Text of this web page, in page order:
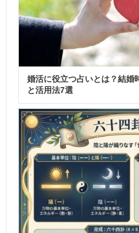
婚活に役立つ占いとは？結婚
と活用法7選